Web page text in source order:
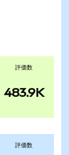
評価数
483.9K
評価数